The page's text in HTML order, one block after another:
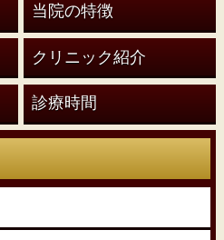
当院の特徴
クリニック紹介
診療時間